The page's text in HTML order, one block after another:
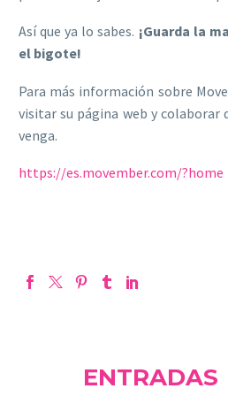
Así que ya lo sabes. ¡Guarda la
el bigote!
Para más información sobre
visitar su página web y colaborar
venga.
https://es.movember.com/?home
ENTRADAS